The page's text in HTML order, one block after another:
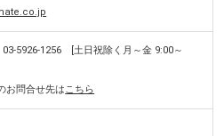
5926-1256 [土日祝除く月～金 9:00～
お問合せ先はこちら